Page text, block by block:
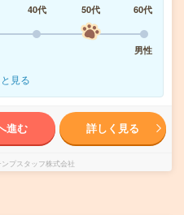
40代 50代
60代
男性
見る
進む 詳しく見る
プスタッフ株式会社